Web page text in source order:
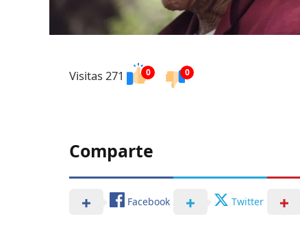
Visitas 271 0 0
Comparte
Facebook Twitter